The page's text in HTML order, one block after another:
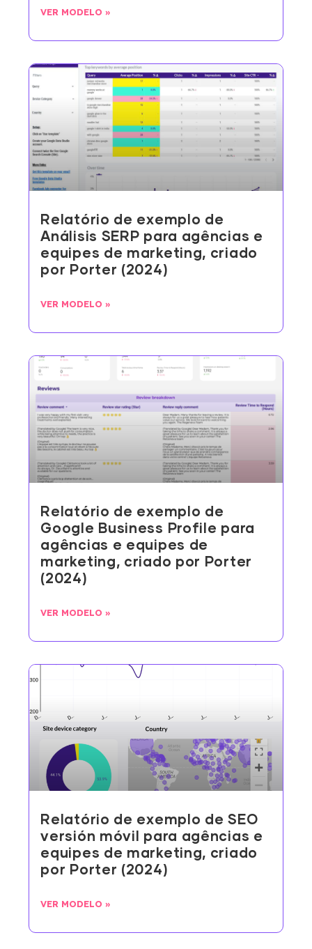
VER MODELO »
Relatório de exemplo de
Análisis SERP para agências e
equipes de marketing, criado
por Porter (2024)
VER MODELO »
Relatório de exemplo de
Google Business Profile para
agências e equipes de
marketing, criado por Porter
(2024)
VER MODELO »
Relatório de exemplo de SEO
versión móvil para agências e
equipes de marketing, criado
por Porter (2024)
VER MODELO »